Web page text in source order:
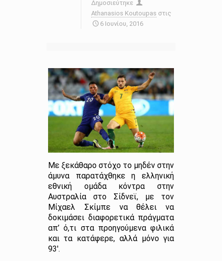
Δημοσιεύτηκε
Athanasios Koutoupas στις
6 Ιουνίου, 2016
Με ξεκάθαρο στόχο το μηδέν στην
άμυνα παρατάχθηκε η ελληνική
εθνική ομάδα κόντρα στην
Αυστραλία στο Σίδνεϊ, με τον
Μίχαελ Σκίμπε να θέλει να
δοκιμάσει διαφορετικά πράγματα
απ’ ό,τι στα προηγούμενα φιλικά
και τα κατάφερε, αλλά μόνο για
93′.